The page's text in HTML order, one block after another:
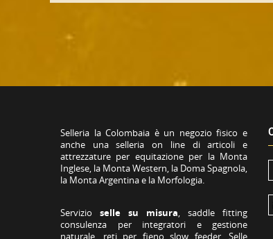
Selleria la Colombaia è un negozio fisico e
anche una selleria on line di articoli e
attrezzature per equitazione per la Monta
Inglese, la Monta Western, la Doma Spagnola,
la Monta Argentina e la Morfologia.
Servizio selle su misura, saddle fitting
consulenza per integratori e gestione
naturale, reti per fieno slow feeder, Selle